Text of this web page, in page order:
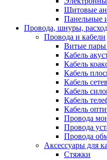
Щитовые
Панельные
Провода, шнуры,
Провода и кабели
Витые пары
Кабель
Кабель
Кабель
Кабель
Кабель
Кабель
Кабель
Провода
Провода
Провода
Аксессуары для
Стяжки